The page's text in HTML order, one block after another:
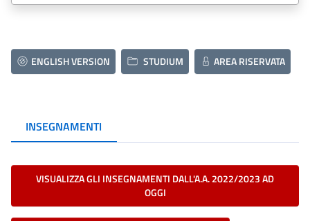
ENGLISH VERSION STUDIUM AREA RISERVATA
INSEGNAMENTI
VISUALIZZA GLI INSEGNAMENTI DALL'A.A. 2022/2023 AD
OGGI